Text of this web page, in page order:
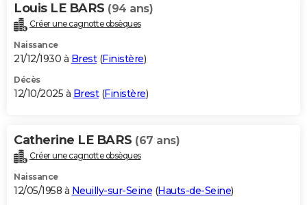
Louis LE BARS (94 ans)
Créer une cagnotte obsèques
Naissance
21/12/1930 à Brest(Finistère)
Décès
12/10/2025 à Brest(Finistère)
Catherine LE BARS (67 ans)
Créer une cagnotte obsèques
Naissance
12/05/1958 à Neuilly-sur-Seine (Hauts-de-Seine)